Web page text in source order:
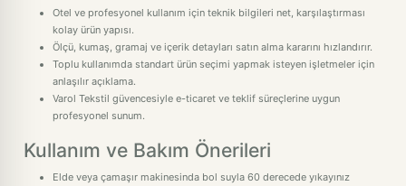
Otel ve profesyonel kullanım için teknik bilgileri net, karşılaştırması
kolay ürün yapısı.
Ölçü, kumaş, gramaj ve içerik detayları satın alma kararını hızlandırır.
Toplu kullanımda standart ürün seçimi yapmak isteyen işletmeler için
anlaşılır açıklama.
Varol Tekstil güvencesiyle e-ticaret ve teklif süreçlerine uygun
profesyonel sunum.
Kullanım ve Bakım Önerileri
Elde veya çamaşır makinesinda bol suyla 60 derecede yıkayınız